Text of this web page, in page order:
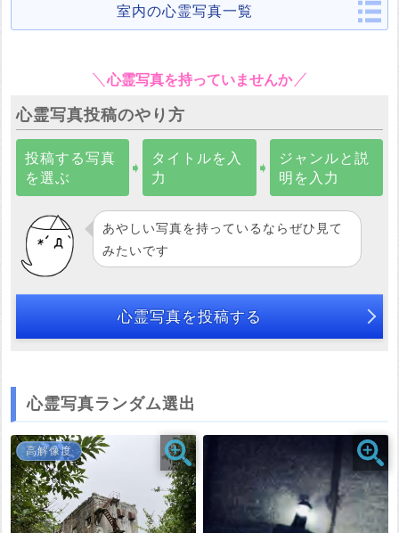
室内の心霊写真一覧
心霊写真を持っていませんか
心霊写真投稿のやり方
投稿する写真
を選ぶ
➧
タイトルを入
力
➧
ジャンルと説
明を入力
あやしい写真を持っているならぜひ見て
みたいです
心霊写真を投稿する
心霊写真ランダム選出
高解像度